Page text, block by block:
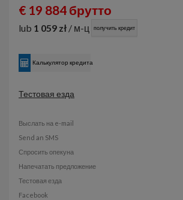
€ 19 884 брутто
lub 1 059 zł / м-ц получить кредит
Калькулятор кредита
Тестовая езда
Выслать на e-mail
Send an SMS
Спросить опекуна
Напечатать предложение
Тестовая езда
Facebook